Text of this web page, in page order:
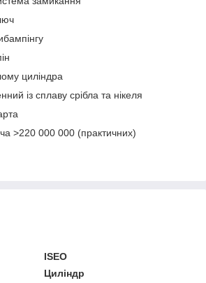
циліндра
із сплаву срібла та нікеля
>220 000 000 (практичних)
ISEO
Циліндр